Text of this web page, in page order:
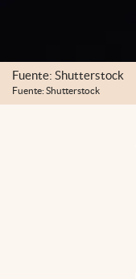
Fuente: Shutterstock
Fuente: Shutterstock